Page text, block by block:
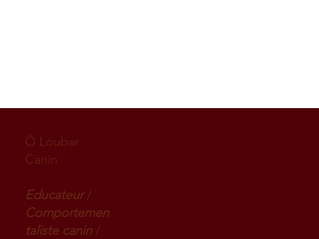
Ô Loubar
Canin
Educateur/
Comportemen
taliste canin/